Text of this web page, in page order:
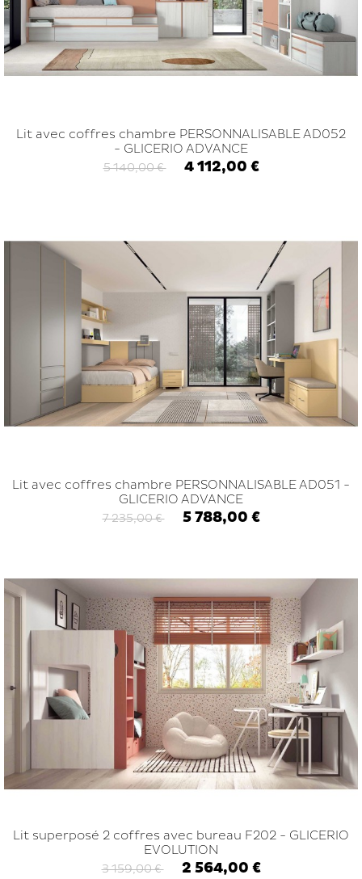
Lit avec coffres chambre PERSONNALISABLE AD052
- GLICERIO ADVANCE
5 140,00 € 4 112,00 €
Lit avec coffres chambre PERSONNALISABLE AD051 -
GLICERIO ADVANCE
7 235,00 € 5 788,00 €
Lit superposé 2 coffres avec bureau F202 - GLICERIO
EVOLUTION
3 159,00 € 2 564,00 €